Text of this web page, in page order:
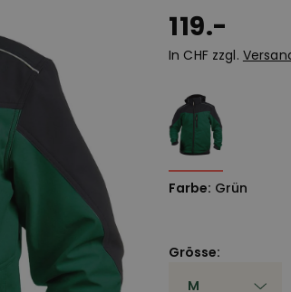
119.-
In CHF zzgl.
Farbe: Grün
Grösse: